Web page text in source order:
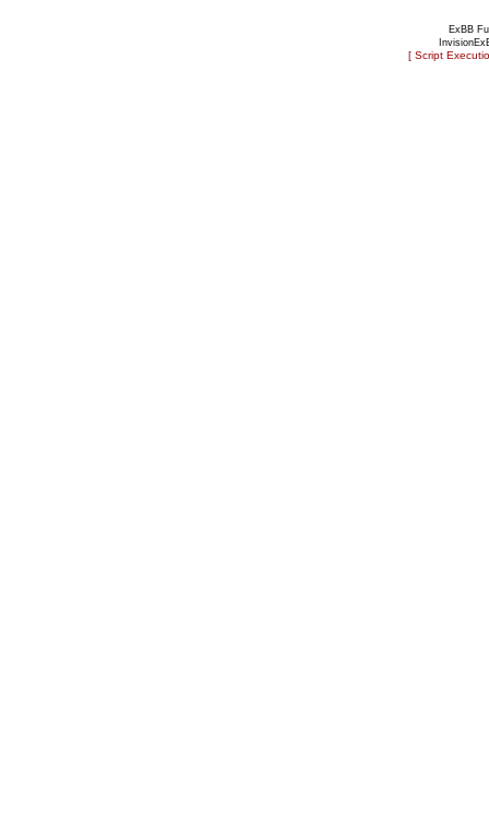
ExBB
[ Script